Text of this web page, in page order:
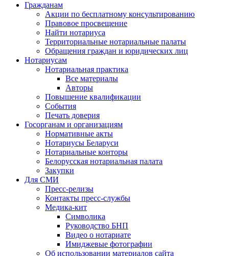
Гражданам
Акции по бесплатному консультированию
Правовое просвещение
Найти нотариуса
Территориальные нотариальные палаты
Обращения граждан и юридических лиц
Нотариусам
Нотариальная практика
Все материалы
Авторы
Повышение квалификации
События
Печать доверия
Госорганам и организациям
Нормативные акты
Нотариусы Беларуси
Нотариальные конторы
Белорусская нотариальная палата
Закупки
Для СМИ
Пресс-релизы
Контакты пресс-службы
Медика-кит
Символика
Руководство БНП
Видео о нотариате
Имиджевые фотографии
Об использовании материалов сайта